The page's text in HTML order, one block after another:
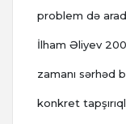
problem də
İlham Əliyev
zamanı sərhəd
konkret